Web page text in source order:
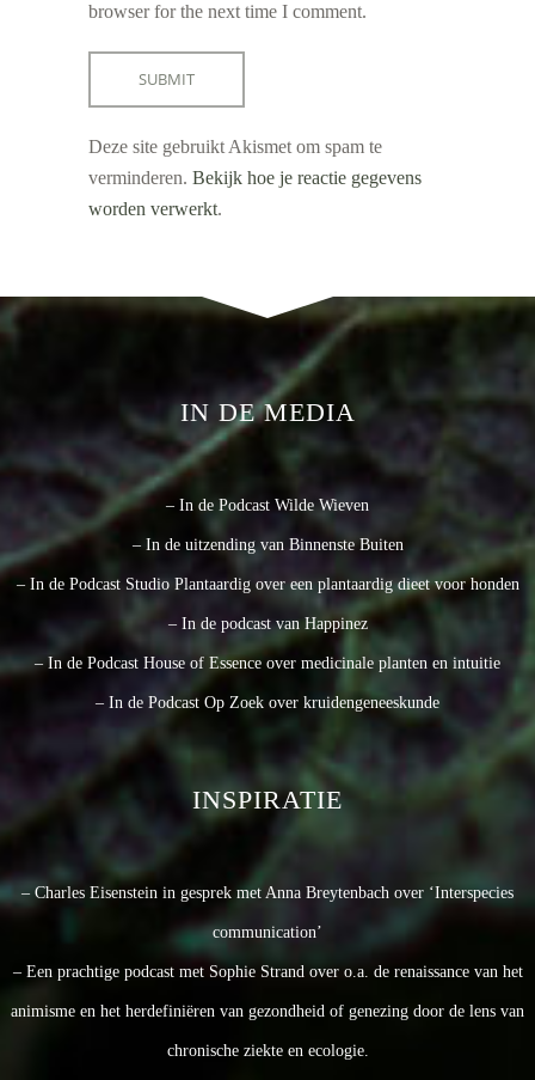
browser for the next time I comment.
Deze site gebruikt Akismet om spam te
verminderen. Bekijk hoe je reactie gegevens
worden verwerkt.
IN DE MEDIA
– In de Podcast Wilde Wieven
– In de uitzending van Binnenste Buiten
– In de Podcast Studio Plantaardig over een plantaardig dieet voor honden
– In de podcast van Happinez
– In de Podcast House of Essence over medicinale planten en intuitie
– In de Podcast Op Zoek over kruidengeneeskunde
INSPIRATIE
– Charles Eisenstein in gesprek met Anna Breytenbach over ‘Interspecies
communication’
– Een prachtige podcast met Sophie Strand over o.a. de renaissance van het
animisme en het herdefiniëren van gezondheid of genezing door de lens van
chronische ziekte en ecologie.